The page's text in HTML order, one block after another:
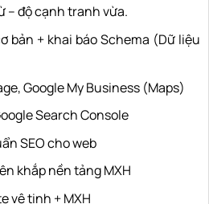
– độ cạnh tranh vừa.
bản + khai báo Schema (Dữ liệu
Google My Business (Maps)
Search Console
SEO cho web
khắp nền tảng MXH
vệ tinh + MXH